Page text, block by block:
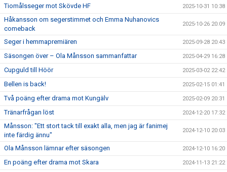
Tiomålsseger mot Skövde HF 2025-10-31 10:38
Håkansson om segerstimmet och Emma Nuhanovics
comeback
2025-10-26 20:09
Seger i hemmapremiären 2025-09-28 20:43
Säsongen över – Ola Månsson sammanfattar 2025-04-29 16:28
Cupguld till Höör 2025-03-02 22:42
Bellen is back! 2025-02-15 01:41
Två poäng efter drama mot Kungälv 2025-02-09 20:31
Tränarfrågan löst 2024-12-20 17:32
Månsson: "Ett stort tack till exakt alla, men jag är fanimej
inte färdig ännu"
2024-12-10 20:03
Ola Månsson lämnar efter säsongen 2024-12-10 16:20
En poäng efter drama mot Skara 2024-11-13 21:22